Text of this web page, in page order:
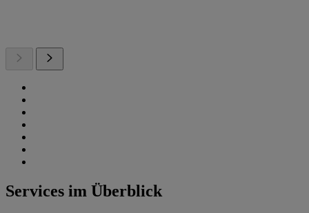
Services im Überblick